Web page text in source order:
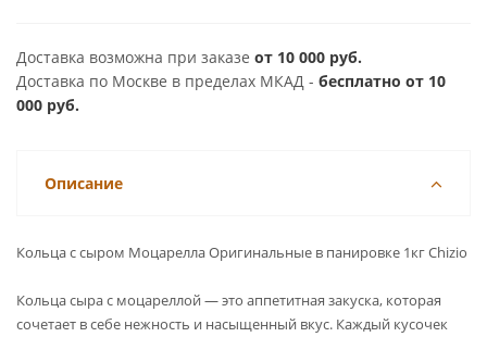
Доставка возможна при заказе от 10 000 руб.
Доставка по Москве в пределах МКАД - бесплатно от 10
000 руб.
Описание
Кольца с сыром Моцарелла Оригинальные в панировке 1кг Chizio
Кольца сыра с моцареллой — это аппетитная закуска, которая
сочетает в себе нежность и насыщенный вкус. Каждый кусочек